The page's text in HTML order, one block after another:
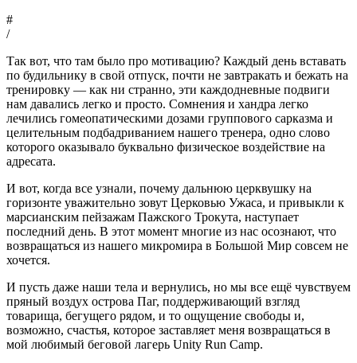
#
/
Так вот, что там было про мотивацию? Каждый день вставать
по будильнику в свой отпуск, почти не завтракать и бежать на
тренировку — как ни странно, эти каждодневные подвиги
нам давались легко и просто. Сомнения и хандра легко
лечились гомеопатическими дозами группового сарказма и
целительным подбадриванием нашего тренера, одно слово
которого оказывало буквально физическое воздействие на
адресата.
И вот, когда все узнали, почему дальнюю церквушку на
горизонте уважительно зовут Церковью Ужаса, и привыкли к
марсианским пейзажам Пажского Трокута, наступает
последний день. В этот момент многие из нас осознают, что
возвращаться из нашего микромира в Большой Мир совсем не
хочется.
И пусть даже наши тела и вернулись, но мы все ещё чувствуем
пряный воздух острова Паг, поддерживающий взгляд
товарища, бегущего рядом, и то ощущение свободы и,
возможно, счастья, которое заставляет меня возвращаться в
мой любимый беговой лагерь Unity Run Camp.